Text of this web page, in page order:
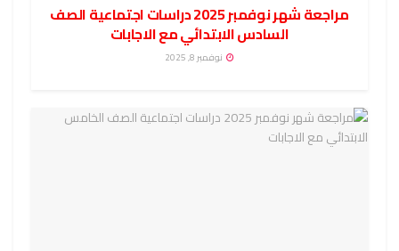
مراجعة شهر نوفمبر 2025 دراسات اجتماعية الصف
السادس الابتدائي مع الاجابات
نوفمبر 8, 2025